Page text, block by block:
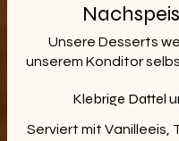
Unsere Desserts
unserem Konditor
Klebrige Dattel
Serviert mit Vanilleeis,